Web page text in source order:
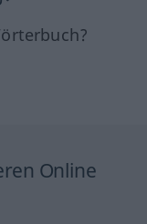
Online